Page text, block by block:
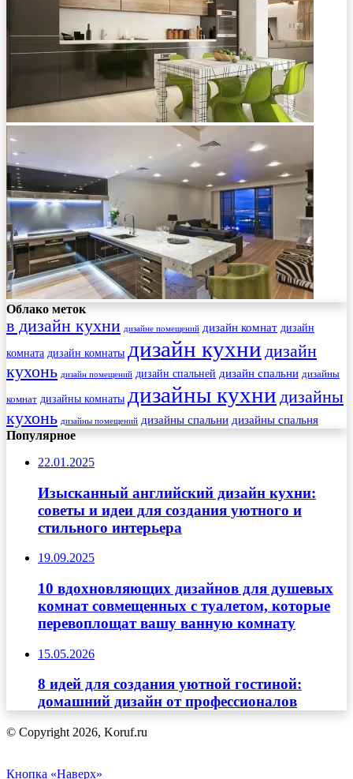
Облако меток
в дизайн кухни дизайне помещений дизайн комнат дизайн
комната дизайн комнаты дизайн кухни дизайн
кухонь дизайн помещений дизайн спальней дизайн спальни дизайны
комнат дизайны комнаты дизайны кухни дизайны
кухонь дизайны помещений дизайны спальни дизайны спальня
Популярное
22.01.2025
Изысканный английский дизайн кухни:
советы и идеи для создания уютного и
стильного интерьера
19.09.2025
10 вдохновляющих дизайнов для душевых
комнат совмещенных с туалетом, которые
перевоплощат вашу ванную комнату
15.05.2026
8 идей для создания уютной гостиной:
домашний дизайн от профессионалов
© Copyright 2026, Koruf.ru
Кнопка «Наверх»